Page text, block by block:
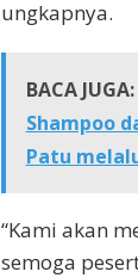
ungkapnya.
BACA JUGA:
Shampoo
Patu
“Kami akan
semoga